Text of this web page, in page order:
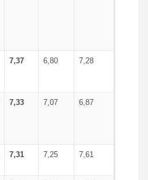
7,37 6,80 7,28
7,33 7,07 6,87
7,31 7,25 7,61